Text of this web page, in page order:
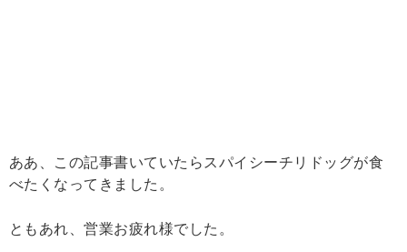
ああ、この記事書いていたらスパイシーチリドッグが食
べたくなってきました。
ともあれ、営業お疲れ様でした。